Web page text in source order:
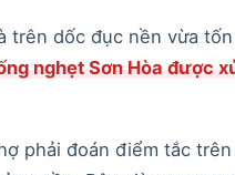
trên dốc đục nền vừa
nghẹt Sơn Hòa được
phải đoán điểm tắc